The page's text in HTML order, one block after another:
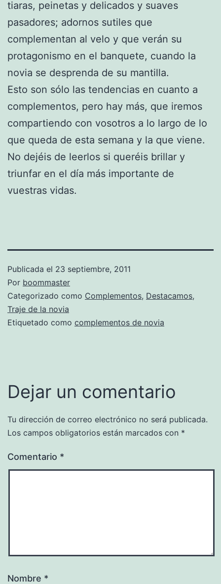
tiaras, peinetas y delicados y suaves
pasadores; adornos sutiles que
complementan al velo y que verán su
protagonismo en el banquete, cuando la
novia se desprenda de su mantilla.
Esto son sólo las tendencias en cuanto a
complementos, pero hay más, que iremos
compartiendo con vosotros a lo largo de lo
que queda de esta semana y la que viene.
No dejéis de leerlos si queréis brillar y
triunfar en el día más importante de
vuestras vidas.
Publicada el 23 septiembre, 2011
Por boommaster
Categorizado como Complementos, Destacamos,
Traje de la novia
Etiquetado como complementos de novia
Dejar un comentario
Tu dirección de correo electrónico no será publicada.
Los campos obligatorios están marcados con *
Comentario *
Nombre *